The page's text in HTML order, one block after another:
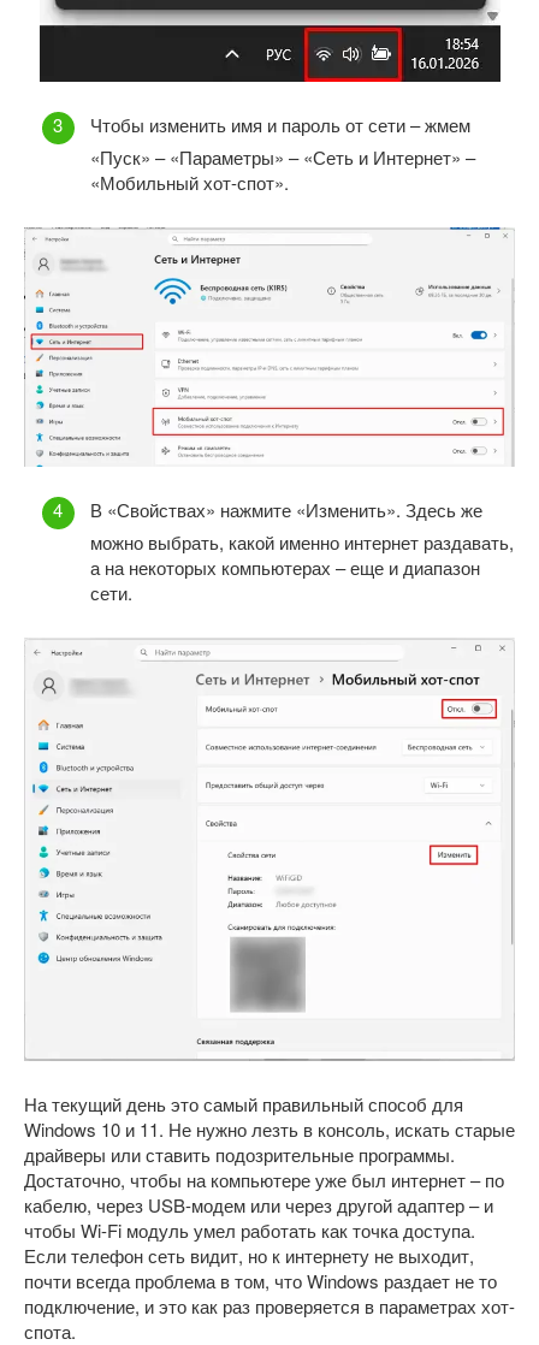
Чтобы изменить имя и пароль от сети – жмем
«Пуск» – «Параметры» – «Сеть и Интернет» –
«Мобильный хот-спот».
В «Свойствах» нажмите «Изменить». Здесь же
можно выбрать, какой именно интернет раздавать,
а на некоторых компьютерах – еще и диапазон
сети.
На текущий день это самый правильный способ для
Windows 10 и 11. Не нужно лезть в консоль, искать старые
драйверы или ставить подозрительные программы.
Достаточно, чтобы на компьютере уже был интернет – по
кабелю, через USB-модем или через другой адаптер – и
чтобы Wi-Fi модуль умел работать как точка доступа.
Если телефон сеть видит, но к интернету не выходит,
почти всегда проблема в том, что Windows раздает не то
подключение, и это как раз проверяется в параметрах хот-
спота.